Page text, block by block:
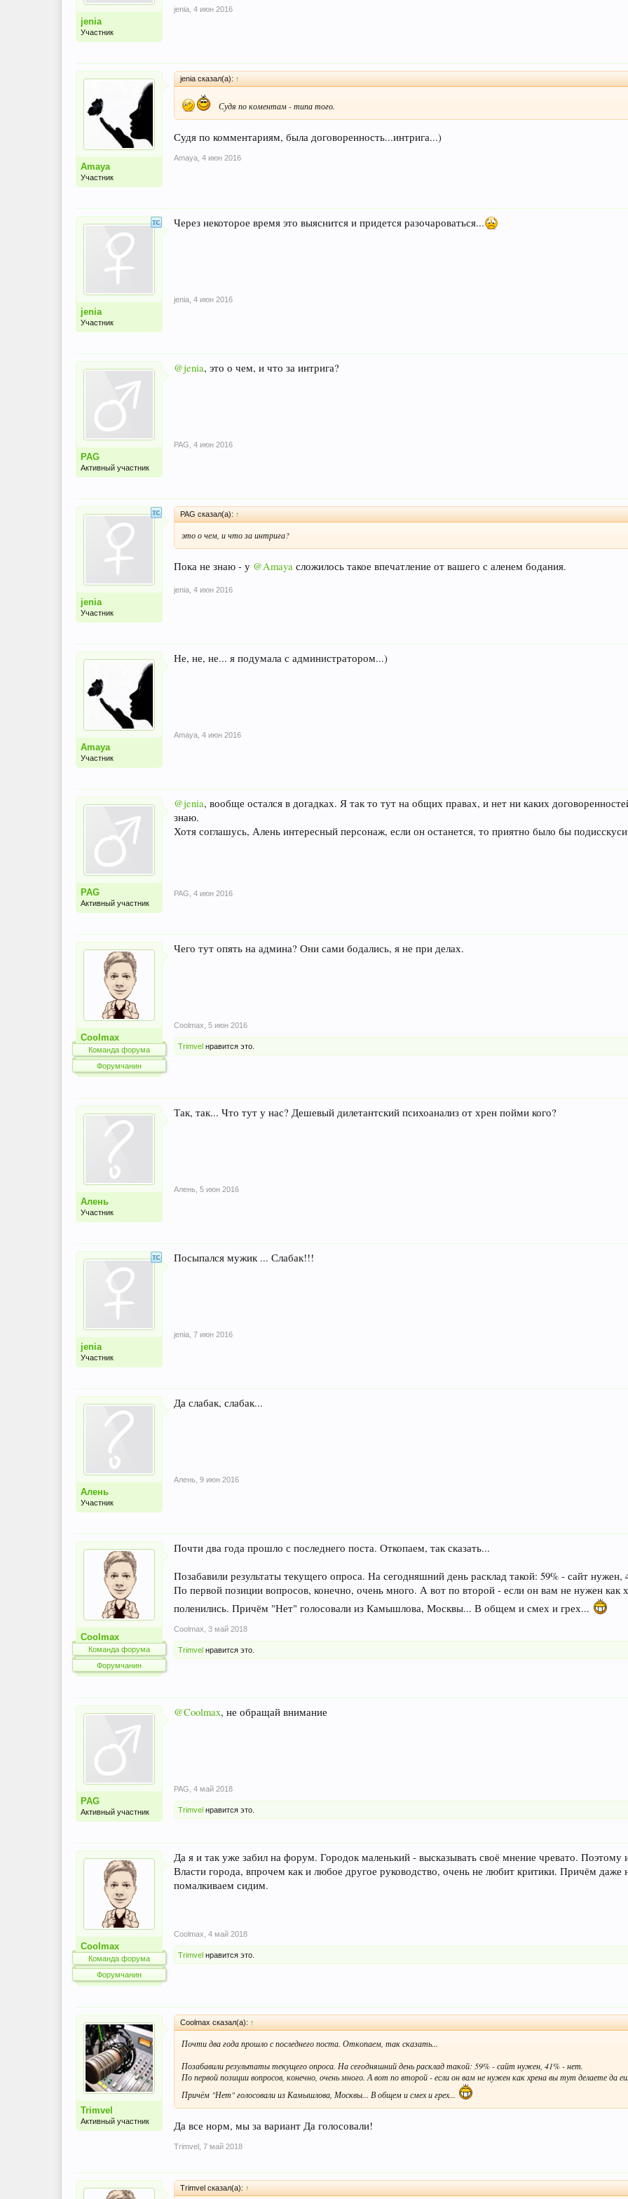
jenia
Участник
jenia 4 июн 2016
Amaya
Участник
jenia сказал(а): ↑
Судя по коментам - типа того.
Судя по комментариям, была договоренность...интрига...)
Amaya 4 июн 2016
jenia
Участник
Через некоторое время это выяснится и придется разочароваться...
jenia 4 июн 2016
PAG
Активный участник
@jenia, это о чем, и что за интрига?
PAG 4 июн 2016
jenia
Участник
PAG сказал(а): ↑
это о чем, и что за интрига?
Пока не знаю - у @Amaya сложилось такое впечатление от вашего с аленем бодания.
jenia 4 июн 2016
Amaya
Участник
Не, не, не... я подумала с администратором...)
Amaya 4 июн 2016
PAG
Активный участник
@jenia, вообще остался в догадках. Я так то тут на общих правах, и нет ни каких
знаю.
Хотя соглашусь, Алень интересный персонаж, если он останется, то приятно было бы
PAG 4 июн 2016
Coolmax
Команда форума
Форумчанин
Чего тут опять на админа? Они сами бодались, я не при делах.
Coolmax 5 июн 2016
Trimvel нравится это.
Алень
Участник
Так, так... Что тут у нас? Дешевый дилетантский психоанализ от хрен пойми кого?
Алень 5 июн 2016
jenia
Участник
Посыпался мужик ... Слабак!!!
jenia 7 июн 2016
Алень
Участник
Да слабак, слабак...
Алень 9 июн 2016
Coolmax
Команда форума
Форумчанин
Почти два года прошло с последнего поста. Откопаем, так сказать...
Позабавили результаты текущего опроса. На сегодняшний день расклад такой: 59% - сайт нужен,
По первой позиции вопросов, конечно, очень много. А вот по второй - если он вам не нужен как
поленились. Причём "Нет" голосовали из Камышлова, Москвы... В общем и смех и грех...
Coolmax 3 май 2018
Trimvel нравится это.
PAG
Активный участник
@Coolmax, не обращай внимание
PAG 4 май 2018
Trimvel нравится это.
Coolmax
Команда форума
Форумчанин
Да я и так уже забил на форум. Городок маленький - высказывать своё мнение чревато. Поэтому
Власти города, впрочем как и любое другое руководство, очень не любит критики. Причём даже
помалкиваем сидим.
Coolmax 4 май 2018
Trimvel нравится это.
Trimvel
Активный участник
Coolmax сказал(а): ↑
Почти два года прошло с последнего поста. Откопаем, так сказать...
Позабавили результаты текущего опроса. На сегодняшний день расклад такой: 59% - сайт нужен, 41% - нет.
По первой позиции вопросов, конечно, очень много. А вот по второй - если он вам не нужен как хрена вы тут делаете да
Причём "Нет" голосовали из Камышлова, Москвы... В общем и смех и грех...
Да все норм, мы за вариант Да голосовали!
Trimvel 7 май 2018
Trimvel сказал(а): ↑